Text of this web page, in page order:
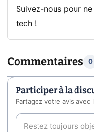
Suivez-nous pour
tech !
Commentaires 0
Participer à la
Partagez votre avis avec